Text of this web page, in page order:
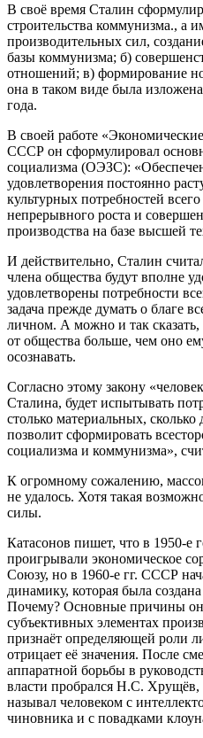
В своё время Сталин
строительства коммунизма., а
производительных сил,
базы коммунизма; б)
отношений; в) формирование
она в таком виде была
года.
В своей работе
СССР он сформулировал
социализма (ОЭЗС):
удовлетворения постоянно
культурных потребностей
непрерывного роста и
производства на базе высшей
И действительно, Сталин
члена общества будут вполне
удовлетворены потребности
задача прежде думать о благе
личном. А можно и так сказать,
от общества больше, чем оно
осознавать.
Согласно этому закону
Сталина, будет испытывать
столько материальных,
позволит сформировать
социализма и коммунизма»,
К огромному сожалению,
не удалось. Хотя такая
силы.
Катасонов пишет, что в 1950-
проигрывали экономическое
Союзу, но в 1960-е гг. СССР
динамику, которая была
Почему? Основные причины он
субъективных элементах
признаёт определяющей роли
отрицает её значения. После
аппаратной борьбы в
власти пробрался Н.С.
называл человеком с
чиновника и с повадками